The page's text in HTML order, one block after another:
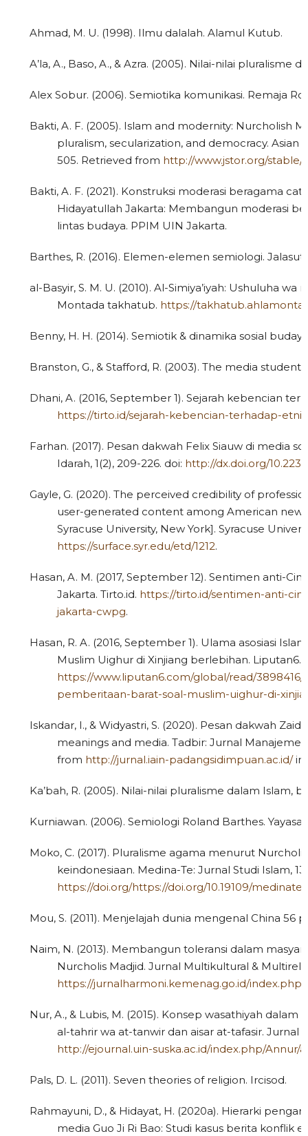
Ahmad, M. U. (1998). Ilmu dalalah. Alamul Kutub.
A’la, A., Baso, A., & Azra. (2005). Nilai-nilai pluralisme
Alex Sobur. (2006). Semiotika komunikasi. Remaja
Bakti, A. F. (2005). Islam and modernity: Nurcholish
pluralism, secularization, and democracy. Asian
505. Retrieved from http://www.jstor.org/stable/
Bakti, A. F. (2021). Konstruksi moderasi beragama
Hidayatullah Jakarta: Membangun moderasi
lintas budaya. PPIM UIN Jakarta.
Barthes, R. (2016). Elemen-elemen semiologi.
al-Basyir, S. M. U. (2010). Al-Simiya’iyah: Ushuluha
Montada takhatub. https://
Benny, H. H. (2014). Semiotik & dinamika sosial
Branston, G., & Stafford, R. (2003). The media
Dhani, A. (2016, September 1). Sejarah kebencian
https://tirto.id/sejarah-kebencian-terhadap-
Farhan. (2017). Pesan dakwah Felix Siauw di media
Idarah, 1(2), 209-226. doi: http://dx.doi.org/
Gayle, G. (2020). The perceived credibility of
user-generated content among American
Syracuse University, New York]. Syracuse
https://surface.syr.edu/etd/1212.
Hasan, A. M. (2017, September 12). Sentimen anti-
Jakarta. Tirto.id. https://tirto.id/sentimen-anti-
jakarta-cwpg.
Hasan, R. A. (2016, September 1). Ulama asosiasi
Muslim Uighur di Xinjiang berlebihan. Liputan6.
https://www.liputan6.com/global/read/3898416/
pemberitaan-barat-soal-muslim-uighur-di-
Iskandar, I., & Widyastri, S. (2020). Pesan dakwah
meanings and media. Tadbir: Jurnal
from http://jurnal.iain-padangsidimpuan.ac.id/
Ka’bah, R. (2005). Nilai-nilai pluralisme dalam Islam,
Kurniawan. (2006). Semiologi Roland Barthes.
Moko, C. (2017). Pluralisme agama menurut
keindonesiaan. Medina-Te: Jurnal Studi Islam,
https://doi.org/https://doi.org/10.19109/
Mou, S. (2011). Menjelajah dunia mengenal China 56
Naim, N. (2013). Membangun toleransi dalam
Nurcholis Madjid. Jurnal Multikultural &
https://jurnalharmoni.kemenag.go.id/
Nur, A., & Lubis, M. (2015). Konsep wasathiyah dalam
al-tahrir wa at-tanwir dan aisar at-tafasir. Jurnal
http://ejournal.uin-suska.ac.id/index.php/Annur/
Pals, D. L. (2011). Seven theories of religion. Ircisod.
Rahmayuni, D., & Hidayat, H. (2020a). Hierarki
media Guo Ji Ri Bao: Studi kasus berita konflik